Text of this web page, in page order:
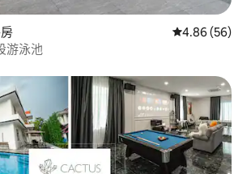
從 56 則評價
4.86 (56)
游泳池